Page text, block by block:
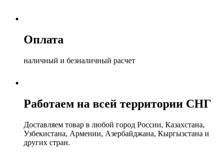
Оплата
наличный и безналичный расчет
Работаем на всей территории СНГ
Доставляем товар в любой город России, Казахстана,
Узбекистана, Армении, Азербайджана, Кыргызстана и
других стран.